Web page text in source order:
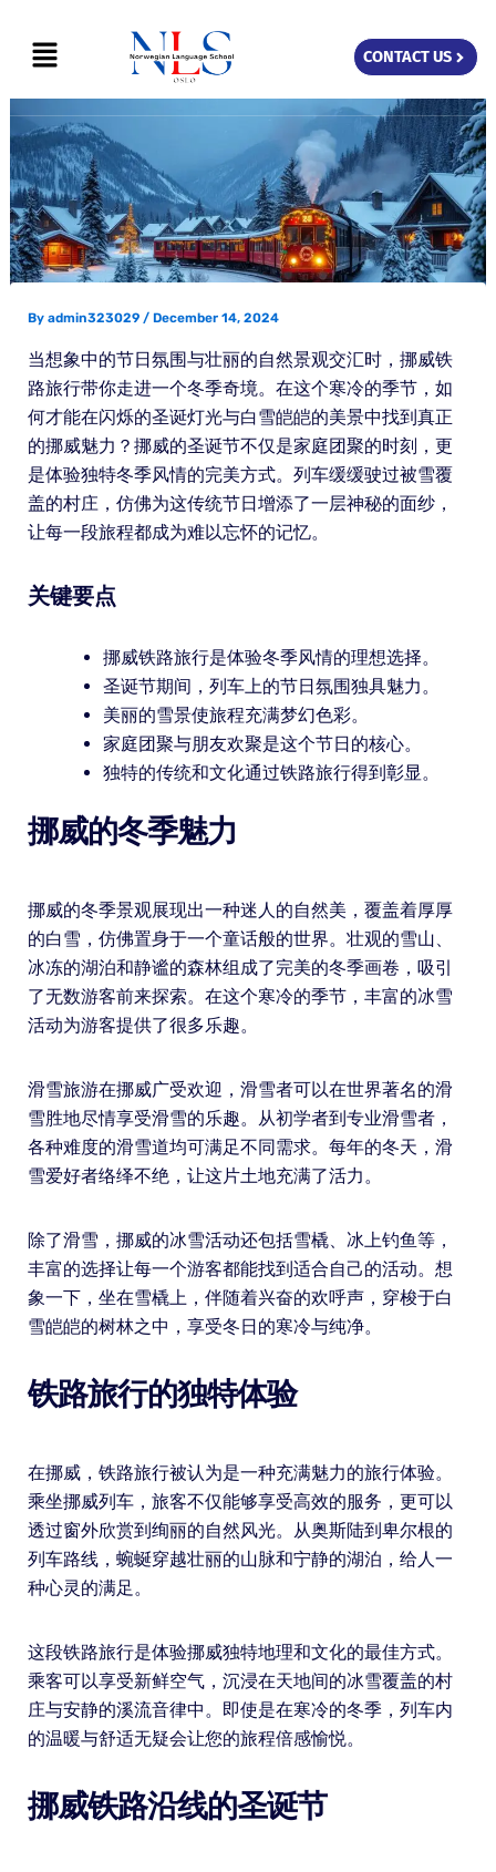
content
Menu CONTACT US
By admin323029 / December 14, 2024
当想象中的节日氛围与壮丽的自然景观交汇时，挪威铁
路旅行带你走进一个冬季奇境。在这个寒冷的季节，如
何才能在闪烁的圣诞灯光与白雪皑皑的美景中找到真正
的挪威魅力？挪威的圣诞节不仅是家庭团聚的时刻，更
是体验独特冬季风情的完美方式。列车缓缓驶过被雪覆
盖的村庄，仿佛为这传统节日增添了一层神秘的面纱，
让每一段旅程都成为难以忘怀的记忆。
关键要点
挪威铁路旅行是体验冬季风情的理想选择。
圣诞节期间，列车上的节日氛围独具魅力。
美丽的雪景使旅程充满梦幻色彩。
家庭团聚与朋友欢聚是这个节日的核心。
独特的传统和文化通过铁路旅行得到彰显。
挪威的冬季魅力
挪威的冬季景观展现出一种迷人的自然美，覆盖着厚厚
的白雪，仿佛置身于一个童话般的世界。壮观的雪山、
冰冻的湖泊和静谧的森林组成了完美的冬季画卷，吸引
了无数游客前来探索。在这个寒冷的季节，丰富的冰雪
活动为游客提供了很多乐趣。
滑雪旅游在挪威广受欢迎，滑雪者可以在世界著名的滑
雪胜地尽情享受滑雪的乐趣。从初学者到专业滑雪者，
各种难度的滑雪道均可满足不同需求。每年的冬天，滑
雪爱好者络绎不绝，让这片土地充满了活力。
除了滑雪，挪威的冰雪活动还包括雪橇、冰上钓鱼等，
丰富的选择让每一个游客都能找到适合自己的活动。想
象一下，坐在雪橇上，伴随着兴奋的欢呼声，穿梭于白
雪皑皑的树林之中，享受冬日的寒冷与纯净。
铁路旅行的独特体验
在挪威，铁路旅行被认为是一种充满魅力的旅行体验。
乘坐挪威列车，旅客不仅能够享受高效的服务，更可以
透过窗外欣赏到绚丽的自然风光。从奥斯陆到卑尔根的
列车路线，蜿蜒穿越壮丽的山脉和宁静的湖泊，给人一
种心灵的满足。
这段铁路旅行是体验挪威独特地理和文化的最佳方式。
乘客可以享受新鲜空气，沉浸在天地间的冰雪覆盖的村
庄与安静的溪流音律中。即使是在寒冷的冬季，列车内
的温暖与舒适无疑会让您的旅程倍感愉悦。
挪威铁路沿线的圣诞节